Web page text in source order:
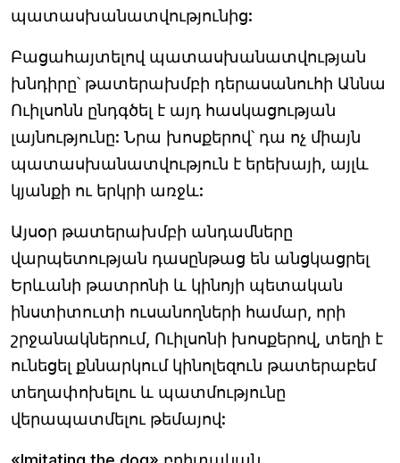
պատասխանատվությունից:
Բացահայտելով պատասխանատվության
խնդիրը՝ թատերախմբի դերասանուհի Աննա
Ուիլսոնն ընդգծել է այդ հասկացության
լայնությունը: Նրա խոսքերով՝ դա ոչ միայն
պատասխանատվություն է երեխայի, այլև
կյանքի ու երկրի առջև:
Այսօր թատերախմբի անդամները
վարպետության դասընթաց են անցկացրել
Երևանի թատրոնի և կինոյի պետական
ինստիտուտի ուսանողների համար, որի
շրջանակներում, Ուիլսոնի խոսքերով, տեղի է
ունեցել քննարկում կինոլեզուն թատերաբեմ
տեղափոխելու և պատմությունը
վերապատմելու թեմայով: